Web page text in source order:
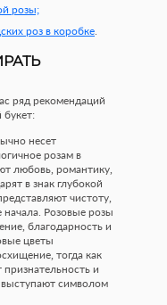
розы;
роз в коробке.
ряд рекомендаций
букет:
несет
розам в
любовь, романтику,
в знак глубокой
чистоту,
Розовые розы
благодарность и
цветы
тогда как
и
символом